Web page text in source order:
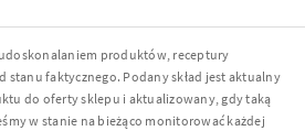
udoskonalaniem produktów, receptury
stanu faktycznego. Podany skład jest aktualny
do oferty sklepu i aktualizowany, gdy taką
w stanie na bieżąco monitorować każdej